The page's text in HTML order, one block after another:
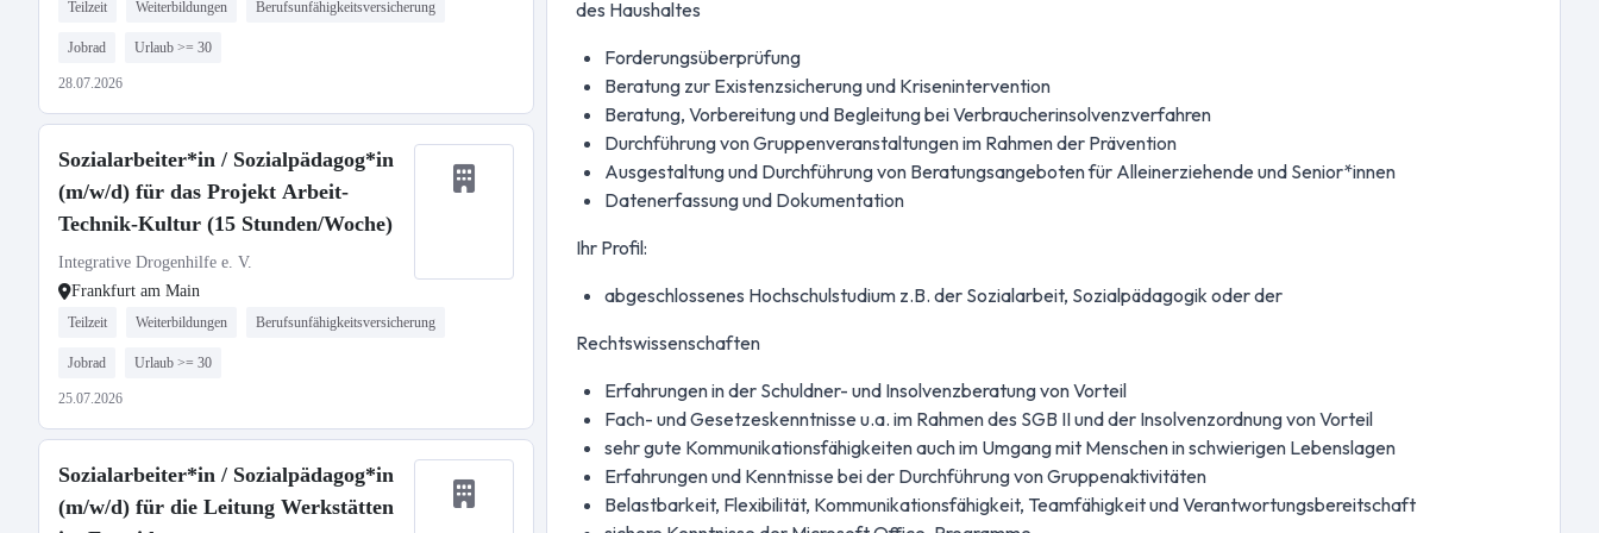
Teilzeit Weiterbildungen Berufsunfähigkeitsversicherung
Jobrad Urlaub >= 30
28.07.2026
Sozialarbeiter*in / Sozialpädagog*in
(m/w/d) für das Projekt Arbeit-
Technik-Kultur (15 Stunden/Woche)
Integrative Drogenhilfe e. V.
Frankfurt am Main
Teilzeit Weiterbildungen Berufsunfähigkeitsversicherung
Jobrad Urlaub >= 30
25.07.2026
Sozialarbeiter*in / Sozialpädagog*in
(m/w/d) für die Leitung Werkstätten